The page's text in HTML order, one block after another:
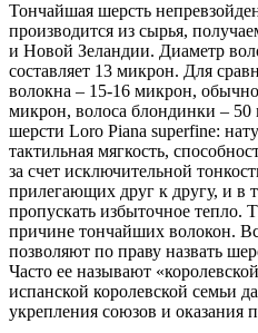
Тончайшая шерсть
производится из сырья,
и Новой Зеландии. Диаметр
составляет 13 микрон. Для
волокна – 15-16 микрон,
микрон, волоса блондинки –
шерсти Loro Piana superfine:
тактильная мягкость,
за счет исключительной
прилегающих друг к другу, и в
пропускать избыточное тепло.
причине тончайших волокон.
позволяют по праву назвать
Часто ее называют
испанской королевской семьи
укрепления союзов и оказания